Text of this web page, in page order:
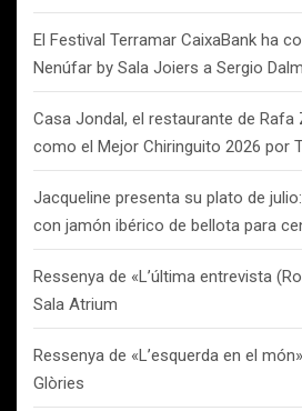
El Festival Terramar CaixaBank ha
Nenúfar by Sala Joiers a Sergio
Casa Jondal, el restaurante de Rafa
como el Mejor Chiringuito 2026 por
Jacqueline presenta su plato de
con jamón ibérico de bellota para
Ressenya de «L’última entrevista
Sala Atrium
Ressenya de «L’esquerda en el
Glòries